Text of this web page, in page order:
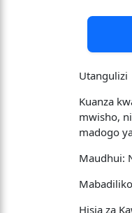
Utangulizi
​Kuanza
mwisho,
madogo
​Maudhui:
​Hisia za